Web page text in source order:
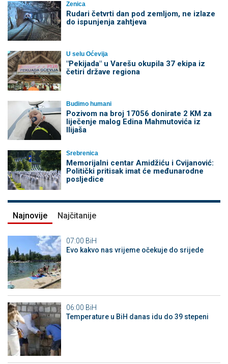
Zenica
Rudari četvrti dan pod zemljom, ne izlaze
do ispunjenja zahtjeva
U selu Oćevija
"Pekijada" u Varešu okupila 37 ekipa iz
četiri države regiona
Budimo humani
Pozivom na broj 17056 donirate 2 KM za
liječenje malog Edina Mahmutovića iz
Ilijaša
Srebrenica
Memorijalni centar Amidžiću i Cvijanović:
Politički pritisak imat će međunarodne
posljedice
Najnovije Najčitanije
07:00 BiH
Evo kakvo nas vrijeme očekuje do srijede
06:00 BiH
Temperature u BiH danas idu do 39 stepeni